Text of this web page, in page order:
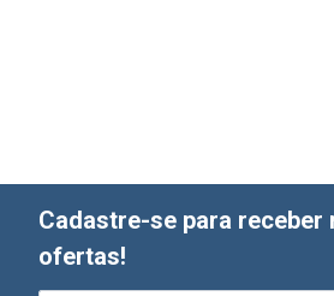
Cadastre-se para receber
ofertas!